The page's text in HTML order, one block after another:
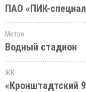
ПАО «ПИК-
Метро
Водный стадион
ЖК
«Кронштадтский